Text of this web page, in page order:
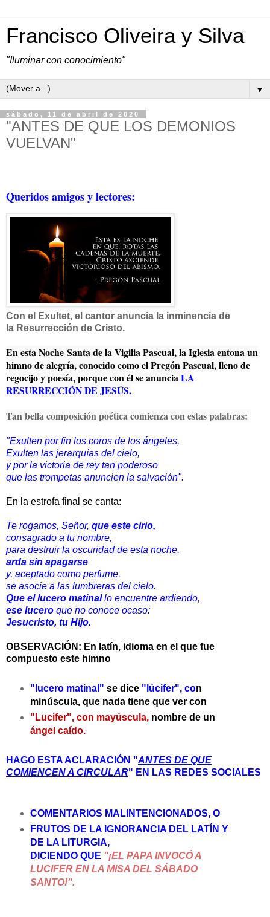
Francisco Oliveira y Silva
"Iluminar con conocimiento"
▼
sábado, 11 de abril de 2020
"ANTES DE QUE LOS DEMONIOS
VUELVAN"
Queridos amigos y lectores:
Con el Exultet, el cantor anuncia la inminencia de
la Resurrección de Cristo.
En esta Noche Santa de la Vigilia Pascual, la Iglesia entona un
himno de alegría, conocido como el Pregón Pascual, lleno de
regocijo y poesía, porque con él se anunciaLA
RESURRECCIÓN DE JESÚS.
Tan bella composición poética comienza con estas palabras:
"Exulten por fin los coros de los ángeles,
Exulten las jerarquías del cielo,
y por la victoria de rey tan poderoso
que las trompetas anuncien la salvación".
En la estrofa final se canta:
Te rogamos, Señor, que este cirio,
consagrado a tu nombre,
para destruir la oscuridad de esta noche,
arda sin apagarse
y, aceptado como perfume,
se asocie a las lumbreras del cielo.
Que el lucero matinallo encuentre ardiendo,
ese lucero que no conoce ocaso:
Jesucristo, tu Hijo.
OBSERVACIÓN: En latín, idioma en el que fue
compuesto este himno
"lucero matinal" se dice "lúcifer", con
minúscula, que nada tiene que ver con
"Lucifer", con mayúscula, nombre de un
ángel caído.
HAGO ESTA ACLARACIÓN "ANTES DE QUE
COMIENCEN A CIRCULAR" EN LAS REDES SOCIALES
COMENTARIOS MALINTENCIONADOS, O
FRUTOS DE LA IGNORANCIA DEL LATÍN Y
DE LA LITURGIA,
DICIENDO QUE "¡EL PAPA INVOCÓ A
LUCIFER EN LA MISA DEL SÁBADO
SANTO!".